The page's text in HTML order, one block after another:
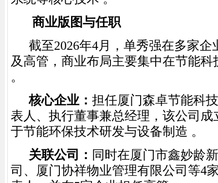
商业版图与任职
截至2026年4月，单秀强在多家
及高管，商业布局主要集中在节能科
。
核心企业 ：担任厦门森卓节能科
表人、执行董事兼总经理，该公司成
于节能环保技术研发与设备制造 。
关联公司 ： 同时在厦门市鑫妙龄
司 、 厦门协祥物业管理有限公司 等4